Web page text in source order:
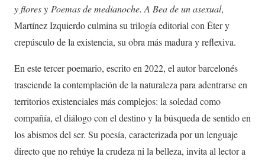
y floresy Poemas de medianoche. A Bea de un asexual,
Martínez Izquierdo culmina su trilogía editorial con Éter y
crepúsculo de la existencia, su obra más madura y reflexiva.
En este tercer poemario, escrito en 2022, el autor barcelonés
trasciende la contemplación de la naturaleza para adentrarse en
territorios existenciales más complejos: la soledad como
compañía, el diálogo con el destino y la búsqueda de sentido en
los abismos del ser. Su poesía, caracterizada por un lenguaje
directo que no rehúye la crudeza ni la belleza, invita al lector a